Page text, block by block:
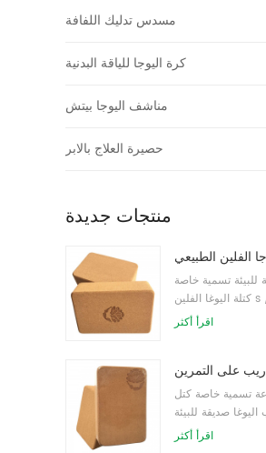
مسدس تدليك اللفافة
كرة اليوجا للياقة البدنية
مناشف اليوجا بيتش
حصيرة العلاج بالابر
منتجات جديدة
للبيئة تسمية خاصة
اقرأ أكثر
تسمية خاصة كتل
صديقة للبيئة
اقرأ أكثر